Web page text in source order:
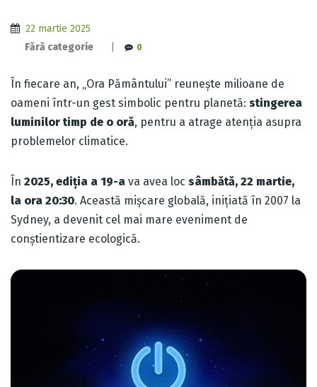
22 martie 2025
Fără categorie
0
În fiecare an, „Ora Pământului” reunește milioane de
oameni într-un gest simbolic pentru planetă: stingerea
luminilor timp de o oră, pentru a atrage atenția asupra
problemelor climatice.
În 2025, ediția a 19-a va avea loc sâmbătă, 22 martie,
la ora 20:30. Această mișcare globală, inițiată în 2007 la
Sydney, a devenit cel mai mare eveniment de
conștientizare ecologică.